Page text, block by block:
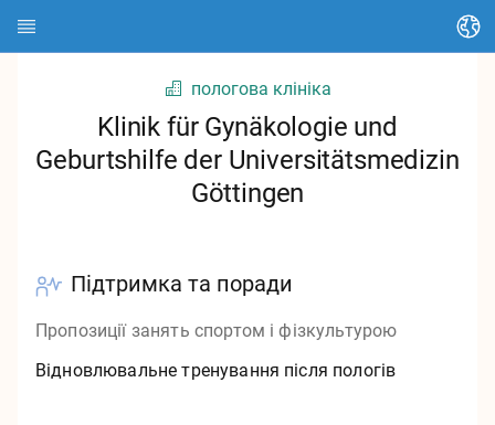
Про HEDI
Пошук контактів
Глосарій
пологова клініка
Klinik für Gynäkologie und
Geburtshilfe der Universitätsmedizin
Göttingen
Підтримка та поради
Пропозиції занять спортом і фізкультурою
Відновлювальне тренування після пологів